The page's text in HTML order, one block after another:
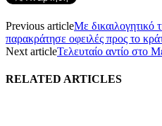
Previous articleΜε
παρακράτησε οφειλές προς το
Next articleΤελευταίο αντίο στο
RELATED ARTICLES